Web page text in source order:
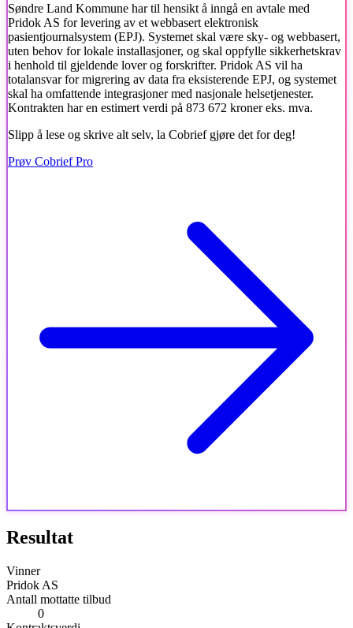
Søndre Land Kommune har til hensikt å inngå en avtale med
Pridok AS for levering av et webbasert elektronisk
pasientjournalsystem (EPJ). Systemet skal være sky- og webbasert,
uten behov for lokale installasjoner, og skal oppfylle sikkerhetskrav
i henhold til gjeldende lover og forskrifter. Pridok AS vil ha
totalansvar for migrering av data fra eksisterende EPJ, og systemet
skal ha omfattende integrasjoner med nasjonale helsetjenester.
Kontrakten har en estimert verdi på 873 672 kroner eks. mva.
Slipp å lese og skrive alt selv, la Cobrief gjøre det for deg!
Prøv Cobrief Pro
Resultat
Vinner
Pridok AS
Antall mottatte tilbud
0